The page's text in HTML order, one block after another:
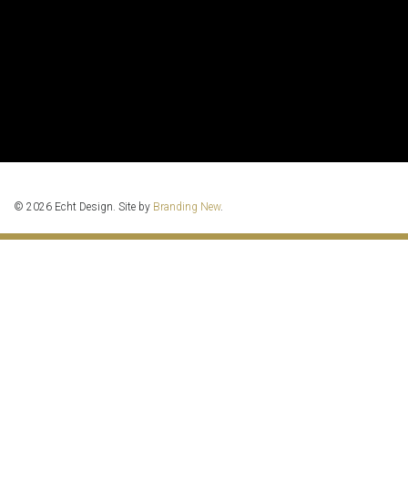
© 2026 Echt Design. Site by Branding New.